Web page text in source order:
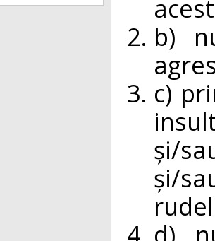
b)
c)
și/
și/
d)